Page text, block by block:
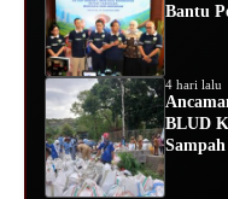
Bantu
4 hari lalu
BLUD